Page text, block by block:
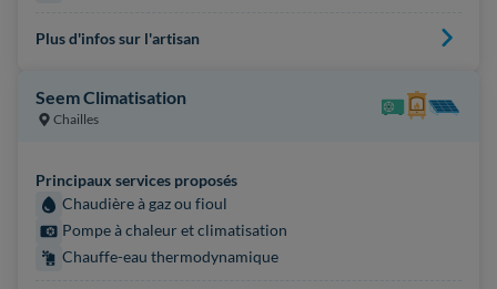
Plus d'infos sur l'artisan
Seem Climatisation
Chailles
Principaux services proposés
Chaudière à gaz ou fioul
Pompe à chaleur et climatisation
Chauffe-eau thermodynamique